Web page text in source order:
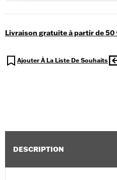
Livraison gratuite à partir de 50
Ajouter À La Liste De Souhaits
DESCRIPTION